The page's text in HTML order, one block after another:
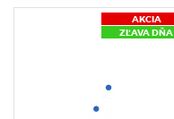
AKCIA
ZĽAVA DŇA